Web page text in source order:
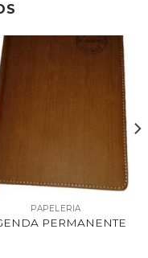
PAPELERIA
PERMANENTE